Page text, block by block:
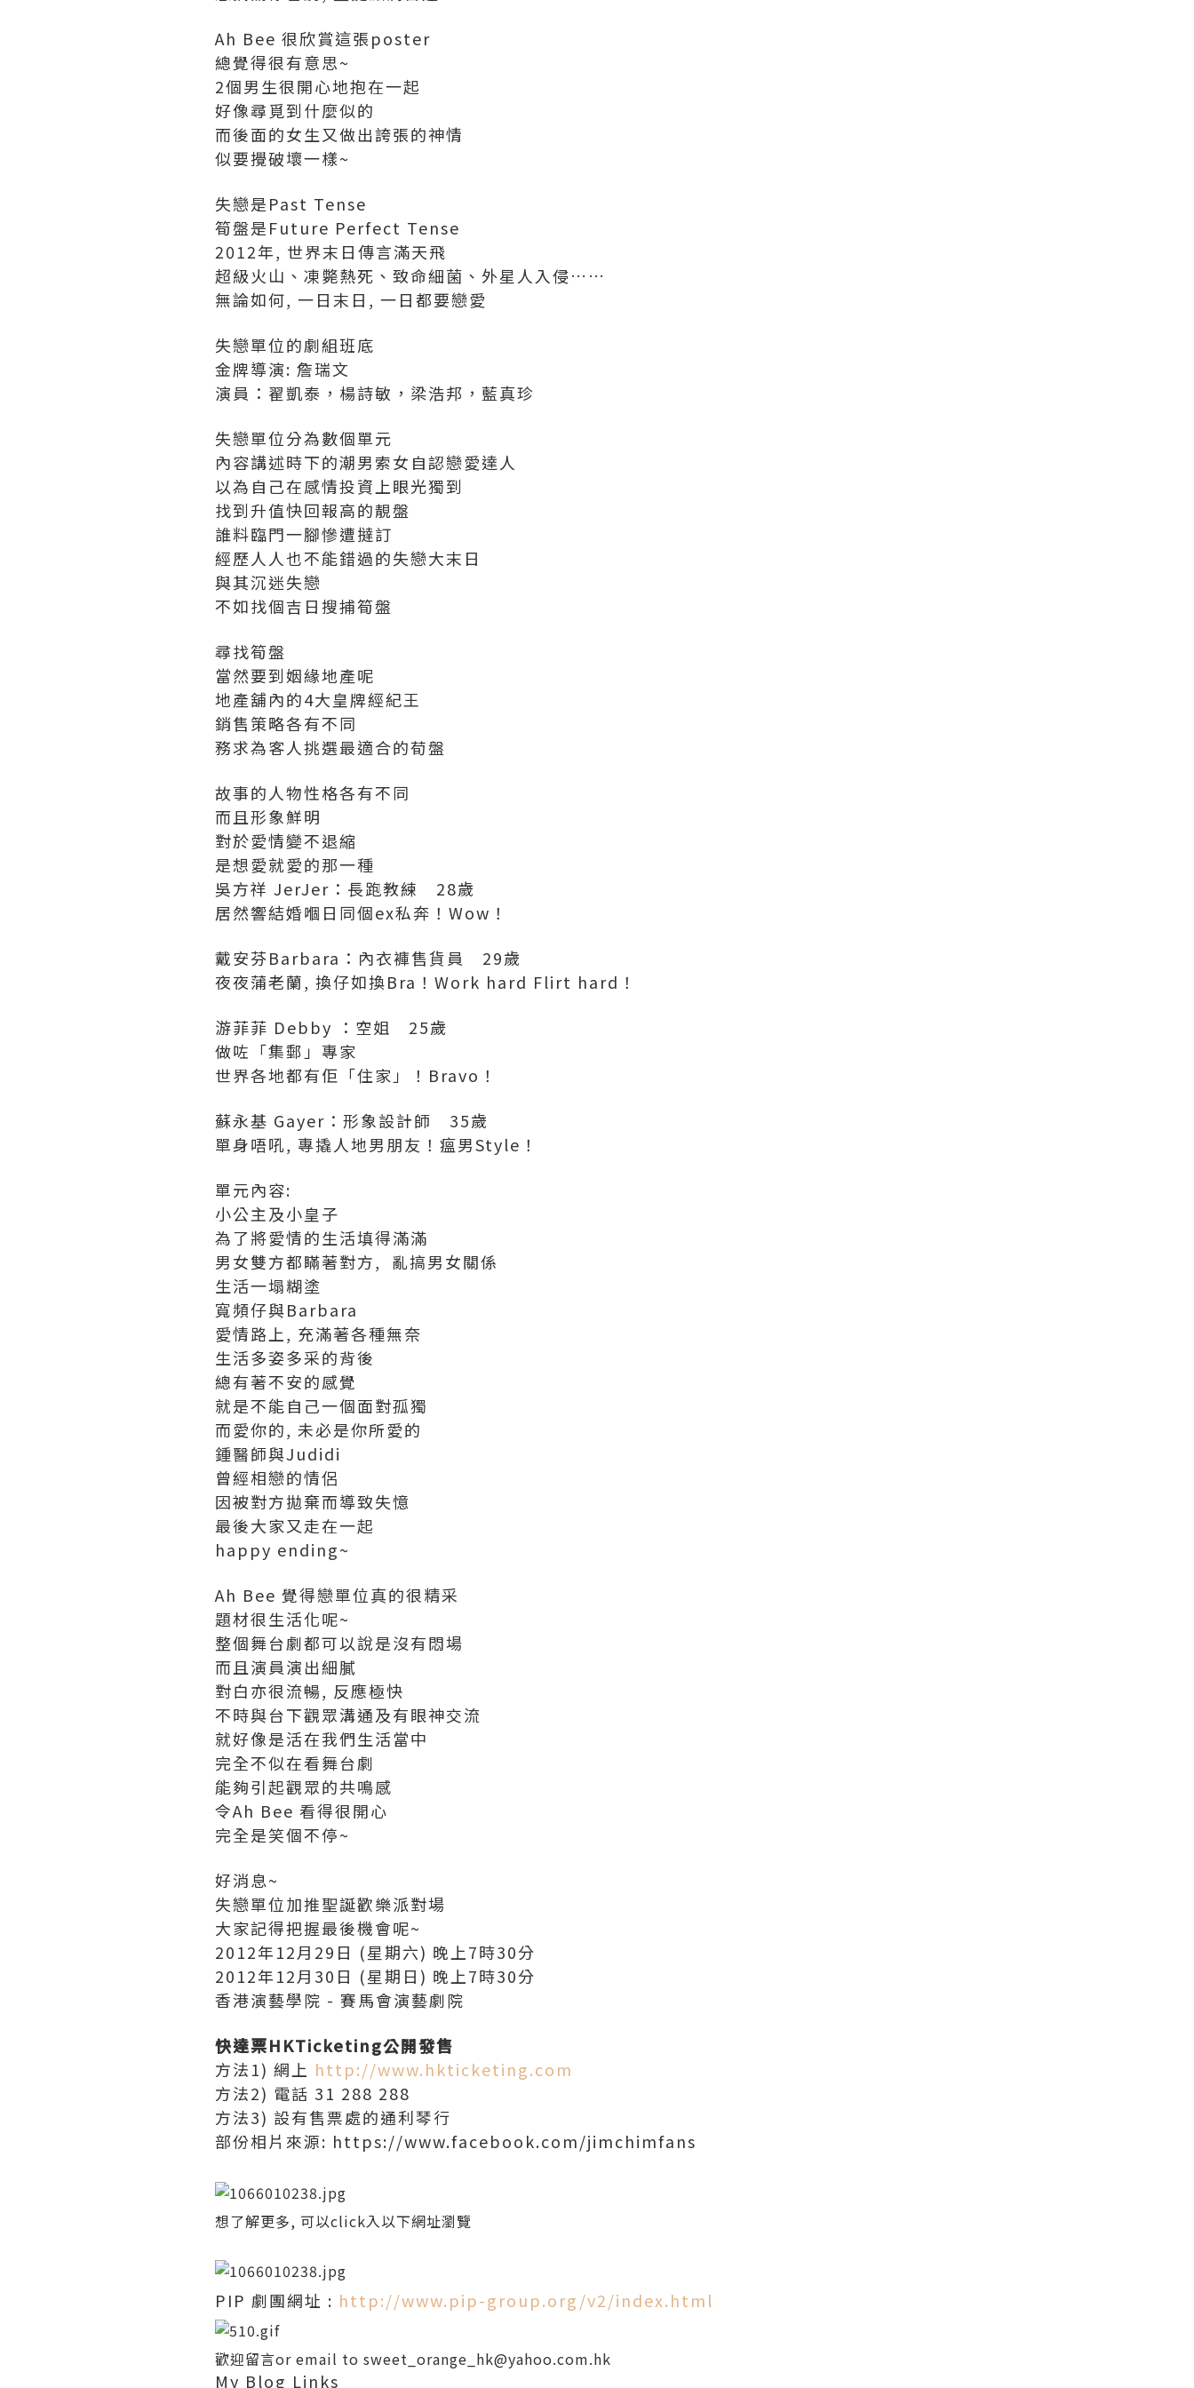
Ah Bee 很欣賞這張poster
總覺得很有意思~
2個男生很開心地抱在一起
好像尋覓到什麼似的
而後面的女生又做出誇張的神情
似要攪破壞一樣~
失戀是Past Tense
筍盤是Future Perfect Tense
2012年, 世界末日傳言滿天飛
超級火山、凍斃熱死、致命細菌、外星人入侵……
無論如何, 一日末日, 一日都要戀愛
失戀單位的劇組班底
金牌導演: 詹瑞文
演員：翟凱泰，楊詩敏，梁浩邦，藍真珍
失戀單位分為數個單元
內容講述時下的潮男索女自認戀愛達人
以為自己在感情投資上眼光獨到
找到升值快回報高的靚盤
誰料臨門一腳慘遭撻訂
經歷人人也不能錯過的失戀大末日
與其沉迷失戀
不如找個吉日搜捕筍盤
尋找筍盤
當然要到姻緣地產呢
地產舖內的4大皇牌經紀王
銷售策略各有不同
務求為客人挑選最適合的荀盤
故事的人物性格各有不同
而且形象鮮明
對於愛情變不退縮
是想愛就愛的那一種
吳方祥 JerJer：長跑教練 28歲
居然響結婚嗰日同個ex私奔！Wow！
戴安芬Barbara：內衣褲售貨員 29歲
夜夜蒲老蘭, 換仔如換Bra！Work hard Flirt hard！
游菲菲 Debby ：空姐 25歲
做咗「集郵」專家
世界各地都有佢「住家」！Bravo！
蘇永基 Gayer：形象設計師 35歲
單身唔吼, 專撬人地男朋友！瘟男Style！
單元內容:
小公主及小皇子
為了將愛情的生活填得滿滿
男女雙方都瞞著對方, 亂搞男女關係
生活一塌糊塗
寬頻仔與Barbara
愛情路上, 充滿著各種無奈
生活多姿多采的背後
總有著不安的感覺
就是不能自己一個面對孤獨
而愛你的, 未必是你所愛的
鍾醫師與Judidi
曾經相戀的情侶
因被對方拋棄而導致失憶
最後大家又走在一起
happy ending~
Ah Bee 覺得戀單位真的很精采
題材很生活化呢~
整個舞台劇都可以說是沒有悶場
而且演員演出細膩
對白亦很流暢, 反應極快
不時與台下觀眾溝通及有眼神交流
就好像是活在我們生活當中
完全不似在看舞台劇
能夠引起觀眾的共鳴感
令Ah Bee 看得很開心
完全是笑個不停~
好消息~
失戀單位加推聖誕歡樂派對場
大家記得把握最後機會呢~
2012年12月29日 (星期六) 晚上7時30分
2012年12月30日 (星期日) 晚上7時30分
香港演藝學院 - 賽馬會演藝劇院
快達票HKTicketing公開發售
方法1) 網上 http://www.hkticketing.com
方法2) 電話 31 288 288
方法3) 設有售票處的通利琴行
部份相片來源: https://www.facebook.com/jimchimfans
想了解更多, 可以click入以下網址瀏覽
PIP 劇團網址 : http://www.pip-group.org/v2/index.html
歡迎留言or email to sweet_orange_hk@yahoo.com.hk
My Blog Links